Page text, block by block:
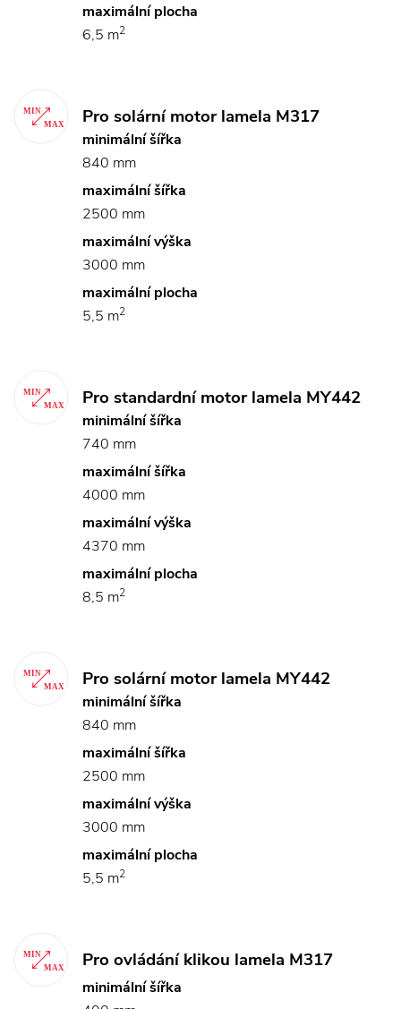
maximální plocha
6,5 m2
Pro solární motor lamela M317
minimální šířka
840 mm
maximální šířka
2500 mm
maximální výška
3000 mm
maximální plocha
5,5 m2
Pro standardní motor lamela MY442
minimální šířka
740 mm
maximální šířka
4000 mm
maximální výška
4370 mm
maximální plocha
8,5 m2
Pro solární motor lamela MY442
minimální šířka
840 mm
maximální šířka
2500 mm
maximální výška
3000 mm
maximální plocha
5,5 m2
Pro ovládání klikou lamela M317
minimální šířka